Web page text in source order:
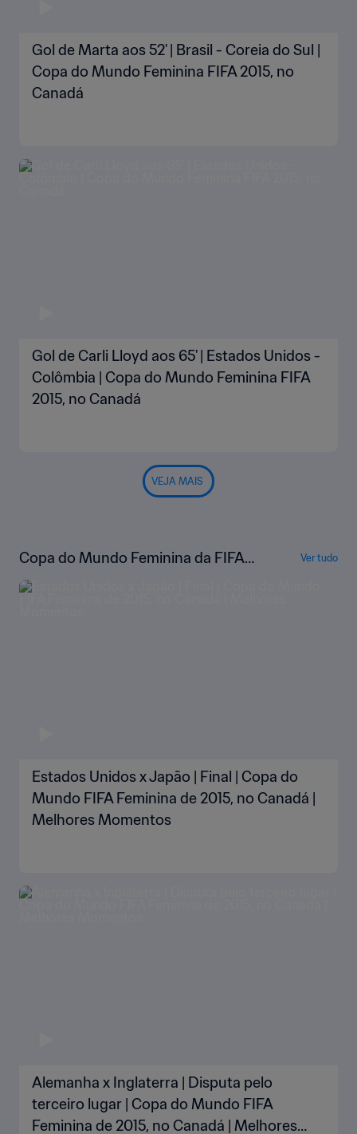
Gol de Marta aos 52' | Brasil - Coreia do Sul |
Copa do Mundo Feminina FIFA 2015, no
Canadá
Gol de Carli Lloyd aos 65' | Estados Unidos -
Colômbia | Copa do Mundo Feminina FIFA
2015, no Canadá
VEJA MAIS
Copa do Mundo Feminina da FIFA
de 2015, no Canadá | Melhores Mo
mentos
Ver tudo
Estados Unidos x Japão | Final | Copa do
Mundo FIFA Feminina de 2015, no Canadá |
Melhores Momentos
Alemanha x Inglaterra | Disputa pelo
terceiro lugar | Copa do Mundo FIFA
Feminina de 2015, no Canadá | Melhores